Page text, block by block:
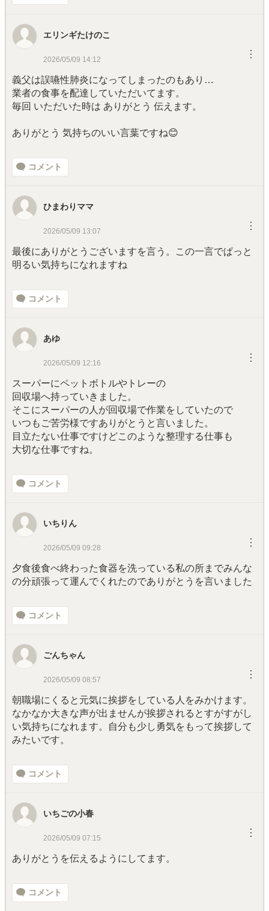
エリンギたけのこ
2026/05/09 14:12 ︙
義父は誤嚥性肺炎になってしまったのもあり…
業者の食事を配達していただいてます。
毎回 いただいた時は ありがとう 伝えます。
ありがとう 気持ちのいい言葉ですね😊
コメント
ひまわりママ
2026/05/09 13:07 ︙
最後にありがとうございますを言う。この一言でぱっと
明るい気持ちになれますね
コメント
あゆ
2026/05/09 12:16 ︙
スーパーにペットボトルやトレーの
回収場へ持っていきました。
そこにスーパーの人が回収場で作業をしていたので
いつもご苦労様ですありがとうと言いました。
目立たない仕事ですけどこのような整理する仕事も
大切な仕事ですね。
コメント
いちりん
2026/05/09 09:28 ︙
夕食後食べ終わった食器を洗っている私の所までみんな
の分頑張って運んでくれたのでありがとうを言いました
コメント
ごんちゃん
2026/05/09 08:57 ︙
朝職場にくると元気に挨拶をしている人をみかけます。
なかなか大きな声が出ませんが挨拶されるとすがすがし
い気持ちになれます。自分も少し勇気をもって挨拶して
みたいです。
コメント
いちごの小春
2026/05/09 07:15 ︙
ありがとうを伝えるようにしてます。
コメント